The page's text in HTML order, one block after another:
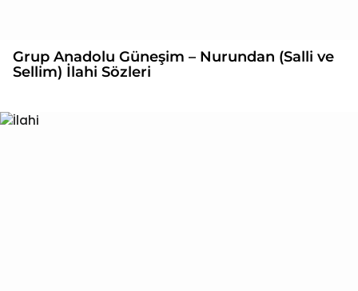
Grup Anadolu Güneşim – Nurundan (Salli ve
Sellim) İlahi Sözleri